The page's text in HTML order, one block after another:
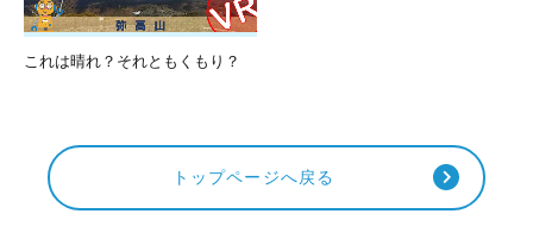
これは晴れ？それともくもり？
トップページへ戻る